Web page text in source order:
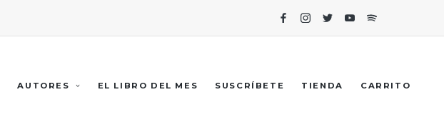
FacebookInstagram
TwitterYoutubeSpotify
AUTORES EL LIBRO DEL MES SUSCRÍBETE TIENDA CARRITO